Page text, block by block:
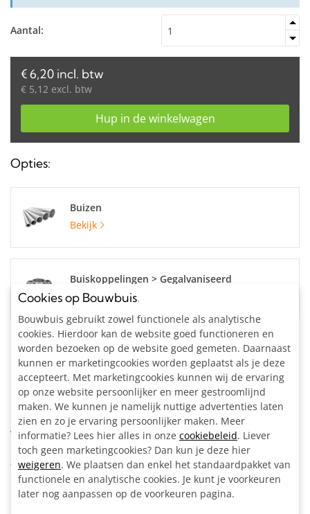
Aantal:
€ 6,20 incl. btw
€ 5,12 excl. btw
Hup in de winkelwagen
Opties:
Buizen
Bekijk
Buiskoppelingen > Gegalvaniseerd
Bekijk
Specificaties
Buisdiameter:
48.3 mm
Materiaal:
Staal, gegalvaniseerd
Kleur:
Zilvergrijs
Artikelnummer:
204122
Omschrijving
Enkele bevestigingslip uitwendig ten behoeve van wand-
Cookies op Bouwbuis.
Bouwbuis gebruikt zowel functionele als analytische
cookies. Hierdoor kan de website goed functioneren en
worden bezoeken op de website goed gemeten. Daarnaast
kunnen er marketingcookies worden geplaatst als je deze
accepteert. Met marketingcookies kunnen wij de ervaring
op onze website persoonlijker en meer gestroomlijnd
maken. We kunnen je namelijk nuttige advertenties laten
zien en zo je ervaring persoonlijker maken. Meer
informatie? Lees hier alles in onze cookiebeleid. Liever
toch geen marketingcookies? Dan kun je deze hier
weigeren. We plaatsen dan enkel het standaardpakket van
functionele en analytische cookies. Je kunt je voorkeuren
later nog aanpassen op de voorkeuren pagina.